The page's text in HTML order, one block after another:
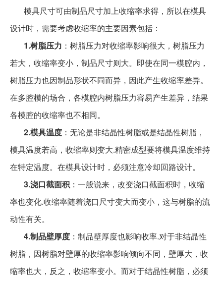
模具尺寸可由制品尺寸加上收缩率求得，所以在模具
设计时，需要考虑收缩率的主要因素包括：
1.树脂压力 ：树脂压力对收缩率影响很大，树脂压力
若大，收缩率变小，制品尺寸则大。即使在同一模腔内，
树脂压力也因制品形状不同而异，因此产生收缩率差异。
在多腔模的场合，各模腔内树脂压力容易产生差异，结果
各模腔的收缩率也不相同。
2.模具温度 ：无论是非结晶性树脂或是结晶性树脂，
模具温度若高，收缩率则变大.精密成型要将模具温度维持
在特定温度。在模具设计时，必须注意冷却回路设计。
3.浇口截面积 ：一般说来，改变浇口截面积时，收缩
率也变化.收缩率随着浇口尺寸变大而变小，这与树脂的流
动性有关。
4.制品壁厚度 ：制品壁厚度也影响收率.对于非结晶性
树脂，因树脂对壁厚的收缩率影响倾向不同，壁厚大，收
缩率也大，反之，收缩率变小。而对于结晶性树脂，必须